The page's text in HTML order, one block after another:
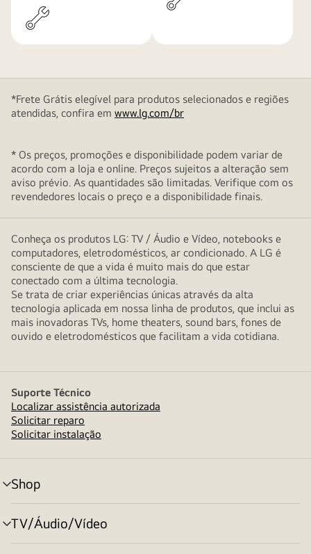
*Frete Grátis elegível para produtos selecionados e regiões
atendidas, confira em www.lg.com/br
* Os preços, promoções e disponibilidade podem variar de
acordo com a loja e online. Preços sujeitos a alteração sem
aviso prévio. As quantidades são limitadas. Verifique com os
revendedores locais o preço e a disponibilidade finais.
Conheça os produtos LG: TV / Áudio e Vídeo, notebooks e
computadores, eletrodomésticos, ar condicionado. A LG é
consciente de que a vida é muito mais do que estar
conectado com a última tecnologia.
Se trata de criar experiências únicas através da alta
tecnologia aplicada em nossa linha de produtos, que inclui as
mais inovadoras TVs, home theaters, sound bars, fones de
ouvido e eletrodomésticos que facilitam a vida cotidiana.
Suporte Técnico
Localizar assistência autorizada
Solicitar reparo
Solicitar instalação
Shop
alternar
menu
TV/Áudio/Vídeo
alternar
menu